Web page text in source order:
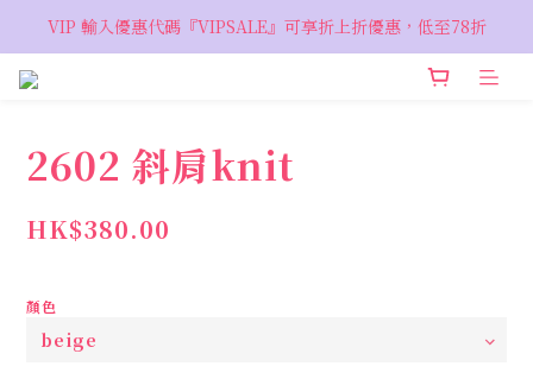
VIP 輸入優惠代碼『VIPSALE』可享折上折優惠，低至78折
VIP 輸入優惠代碼『VIPSALE』可享折上折優惠，低至78折
歡迎預約親臨荔枝角 Showroom，週五六開放
2602 斜肩knit
HK$380.00
顏色